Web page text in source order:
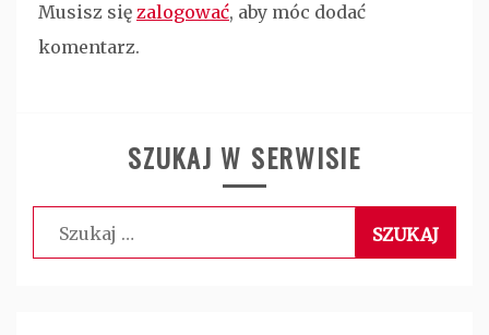
Musisz się zalogować, aby móc dodać
komentarz.
SZUKAJ W SERWISIE
Szukaj: